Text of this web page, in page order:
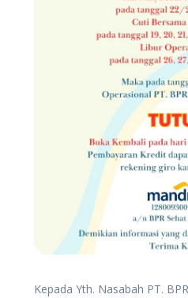
Kepada Yth. Nasabah PT.